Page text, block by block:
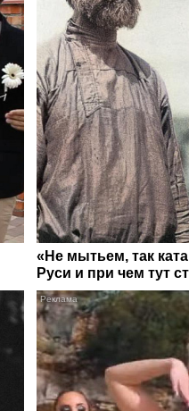
«Не мытьем, так
Руси и при чем тут